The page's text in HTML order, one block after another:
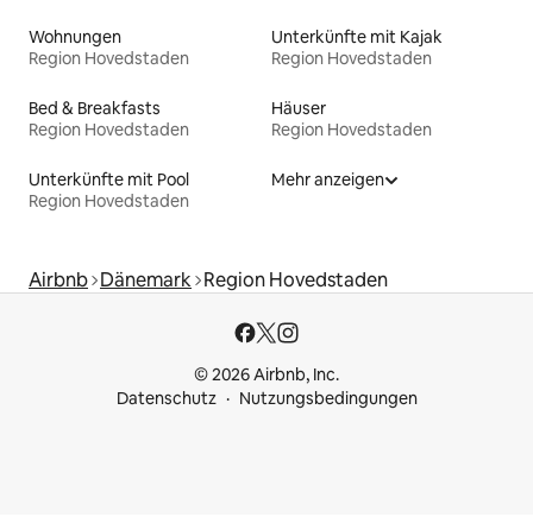
Wohnungen
Region Hovedstaden
Unterkünfte mit Kajak
Region Hovedstaden
Bed & Breakfasts
Region Hovedstaden
Häuser
Region Hovedstaden
Unterkünfte mit Pool
Region Hovedstaden
Mehr anzeigen
Airbnb Dänemark Region Hovedstaden
© 2026 Airbnb, Inc.
Datenschutz
Nutzungsbedingungen